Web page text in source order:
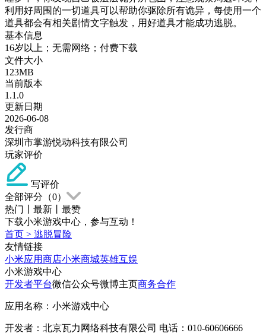
利用好周围的一切道具可以帮助你驱除所有诡异，每使用一个
道具都会有相关剧情文字触发，用好道具才能成功逃脱。
基本信息
16岁以上；无需网络；付费下载
文件大小
123MB
当前版本
1.1.0
更新日期
2026-06-08
发行商
深圳市掌游悦动科技有限公司
玩家评价
写评价
全部评分（0）
热门
最新
最赞
下载小米游戏中心，参与互动！
首页 > 逃脱冒险
友情链接
小米应用商店小米商城英雄互娱
小米游戏中心
开发者平台微信公众号微博主页商务合作
应用名称：小米游戏中心
开发者：北京瓦力网络科技有限公司 电话：010-60606666